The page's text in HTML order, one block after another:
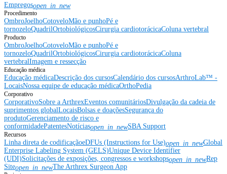
Empregosopen_in_new
Procedimento
OmbroJoelhoCotoveloMão e punhoPé e
tornozeloQuadrilOrtobiológicosCirurgia cardiotorácicaColuna vertebral
Producto
OmbroJoelhoCotoveloMão e punhoPé e
tornozeloQuadrilOrtobiológicosCirurgia cardiotorácicaColuna
vertebralImagem e ressecção
Educação médica
Educação médicaDescrição dos cursosCalendário dos cursosArthroLab™ -
LocaisNossa equipe de educação médicaOrthoPedia
Corporativo
CorporativoSobre a ArthrexEventos comunitáriosDivulgação da cadeia de
suprimentos globalLocaisBolsas e doaçõesSegurança do
produtoGerenciamento de risco e
conformidadePatentesNotíciasopen_in_newSBA Support
Recursos
Linha direta de codificaçãoeDFUs (Instructions for Use)open_in_newGlobal
Enterprise Labeling System (GELS)Unique Device Identifier
(UDI)Solicitações de exposições, congressos e workshopsopen_in_newRep
Siteopen_in_newThe Arthrex Surgeon App